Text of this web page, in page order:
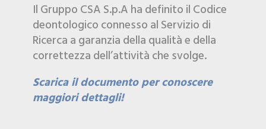
Il Gruppo CSA S.p.A ha definito il Codice
deontologico connesso al Servizio di
Ricerca a garanzia della qualità e della
correttezza dell’attività che svolge.
Scarica il documento per conoscere
maggiori dettagli!